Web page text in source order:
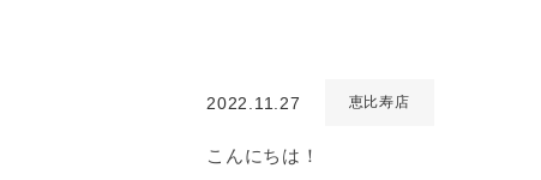
2022.11.27 恵比寿店
こんにちは！